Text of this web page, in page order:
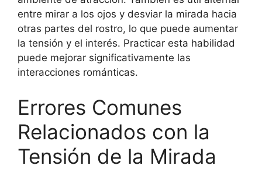
entre mirar a los ojos y desviar la mirada hacia
otras partes del rostro, lo que puede aumentar
la tensión y el interés. Practicar esta habilidad
puede mejorar significativamente las
interacciones románticas.
Errores Comunes
Relacionados con la
Tensión de la Mirada